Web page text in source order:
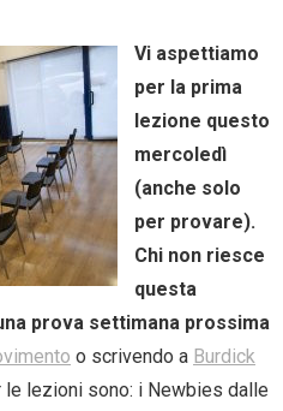
Vi aspettiamo
per la prima
lezione questo
mercoledì
(anche solo
per provare).
Chi non riesce
questa
prova settimana prossima
o scrivendo a Burdick
le lezioni sono: i Newbies dalle